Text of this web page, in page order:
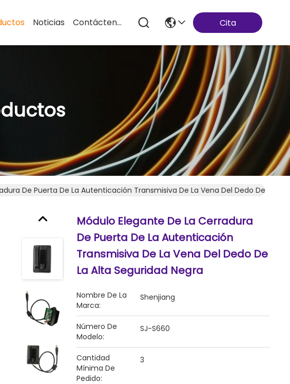
Noticias Contáctenos Cita
De Puerta De La Autenticación Transmisiva De La Vena Del Dedo De La
Módulo Elegante De La Cerradura
De Puerta De La Autenticación
Transmisiva De La Vena Del Dedo De
La Alta Seguridad Negra
Nombre De La
Marca:
Shenjiang
Número De
Modelo:
SJ-S660
Cantidad
Mínima De
Pedido:
3